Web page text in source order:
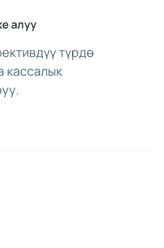
алуу
түрдө
кассалык